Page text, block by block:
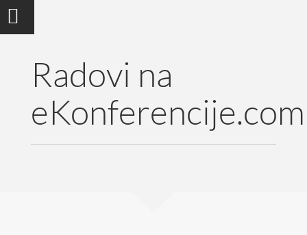
Radovi na
eKonferencije.com